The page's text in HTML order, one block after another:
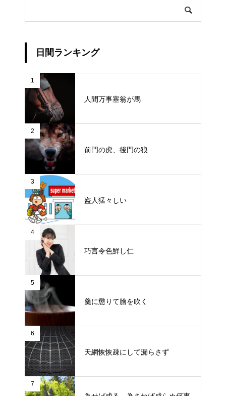
日間ランキング
1
人間万事塞翁が馬
2
前門の虎、後門の狼
3
盗人猛々しい
4
巧言令色鮮し仁
5
羹に懲りて膾を吹く
6
天網恢恢疎にして漏らさず
7